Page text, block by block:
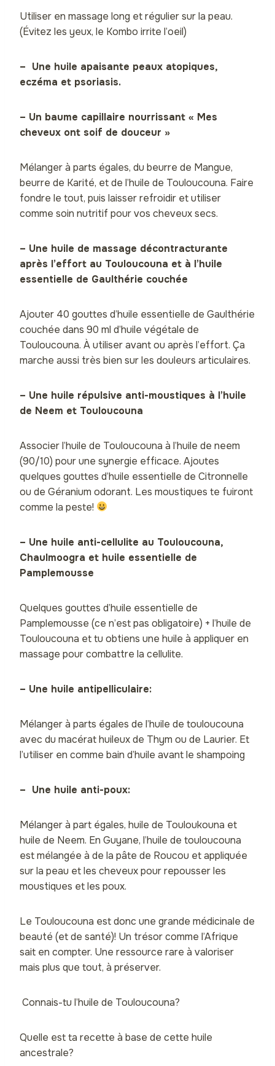
Utiliser en massage long et régulier sur la peau.
(Évitez les yeux, le Kombo irrite l’oeil)
– Une huile apaisante peaux atopiques,
eczéma et psoriasis.
– Un baume capillaire nourrissant « Mes
cheveux ont soif de douceur »
Mélanger à parts égales, du beurre de Mangue,
beurre de Karité, et de l’huile de Touloucouna. Faire
fondre le tout, puis laisser refroidir et utiliser
comme soin nutritif pour vos cheveux secs.
– Une huile de massage décontracturante
après l’effort au Touloucouna et à l’huile
essentielle de Gaulthérie couchée
Ajouter 40 gouttes d’huile essentielle de Gaulthérie
couchée dans 90 ml d’huile végétale de
Touloucouna. À utiliser avant ou après l’effort. Ça
marche aussi très bien sur les douleurs articulaires.
– Une huile répulsive anti-moustiques à l’huile
de Neem et Touloucouna
Associer l’huile de Touloucouna à l’huile de neem
(90/10) pour une synergie efficace. Ajoutes
quelques gouttes d’huile essentielle de Citronnelle
ou de Géranium odorant. Les moustiques te fuiront
comme la peste!
– Une huile anti-cellulite au Touloucouna,
Chaulmoogra et huile essentielle de
Pamplemousse
Quelques gouttes d’huile essentielle de
Pamplemousse (ce n’est pas obligatoire) + l’huile de
Touloucouna et tu obtiens une huile à appliquer en
massage pour combattre la cellulite.
– Une huile antipelliculaire:
Mélanger à parts égales de l’huile de touloucouna
avec du macérat huileux de Thym ou de Laurier. Et
l’utiliser en comme bain d’huile avant le shampoing
– Une huile anti-poux:
Mélanger à part égales, huile de Touloukouna et
huile de Neem. En Guyane, l’huile de touloucouna
est mélangée à de la pâte de Roucou et appliquée
sur la peau et les cheveux pour repousser les
moustiques et les poux.
Le Touloucouna est donc une grande médicinale de
beauté (et de santé)! Un trésor comme l’Afrique
sait en compter. Une ressource rare à valoriser
mais plus que tout, à préserver.
Connais-tu l’huile de Touloucouna?
Quelle est ta recette à base de cette huile
ancestrale?